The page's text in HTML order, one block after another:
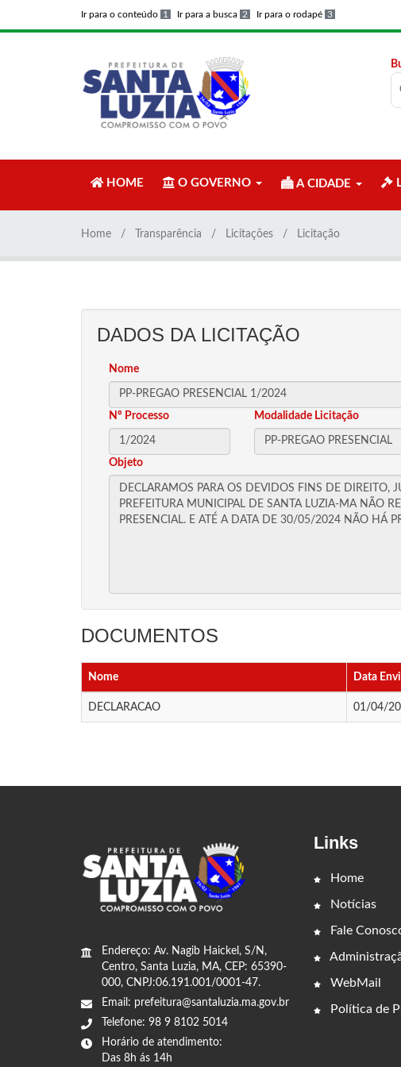
Ir para o conteúdo 1 Ir para a busca 2 Ir para o rodapé 3
HOME O GOVERNO A CIDADE
Home Transparência Licitações Licitação
DADOS DA LICITAÇÃO
Nome
Nº Processo Modalidade Licitação
Objeto
DOCUMENTOS
Nome Data
DECLARACAO 01/04/
Endereço: Av. Nagib Haickel, S/N,
Centro, Santa Luzia, MA, CEP: 65390-
000, CNPJ:06.191.001/0001-47.
Email: prefeitura@santaluzia.ma.gov.br
Telefone: 98 9 8102 5014
Horário de atendimento:
Das 8h ás 14h
Links
Home
Notícias
Fale
WebMail
Política de